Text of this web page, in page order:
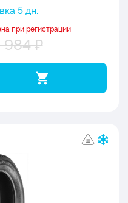
5 дн.
при регистрации
984 ₽